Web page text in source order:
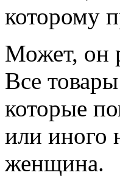
которому
Может, он
Все
которые
или иного
женщина.